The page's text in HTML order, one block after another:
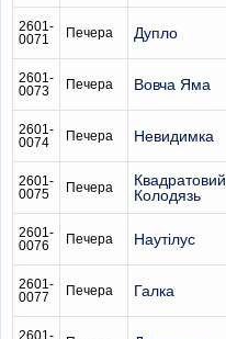
2601-
0071
Печера Дупло
2601-
0073
Печера Вовча Яма
2601-
0074
Печера Невидимка
2601-
0075
Печера
Квадратовий
Колодязь
2601-
0076
Печера Наутілус
2601-
0077
Печера Галка
2601-